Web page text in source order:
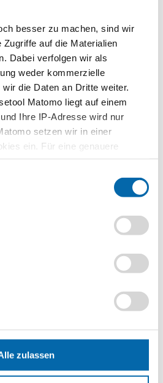
besser zu machen, sind wir
auf die Materialien
Dabei verfolgen wir als
weder kommerzielle
die Daten an Dritte weiter.
Matomo liegt auf einem
Ihre IP-Adresse wird nur
setzen wir in einer
ein. Für eine genauere
den optional wählbaren
zulassen
wirtschaftliche
erfahren und
– mit den Planspielen
Ecoland und Isle of Economy
Modelle in 30 Minuten
Denken und Handeln
entdecken und